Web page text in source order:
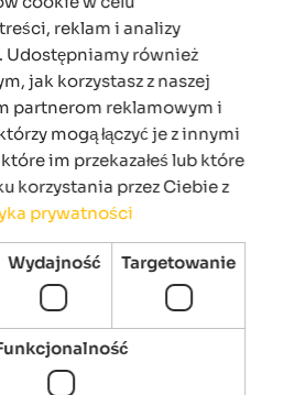
warm Vinschgau Valley at the
relaxation & wellness
breakfast!
the accommodation
reklam i analizy
Udostępniamy również
jak korzystasz z naszej
partnerom reklamowym i
mogą łączyć je z innymi
im przekazałeś lub które
korzystania przez Ciebie z
prywatności
Wydajność Targetowanie